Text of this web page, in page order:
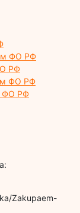
ФО РФ
РФ
ФО РФ
ФО РФ
Zakupaem-